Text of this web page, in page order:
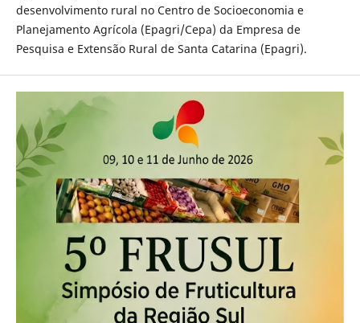
desenvolvimento rural no Centro de Socioeconomia e
Planejamento Agrícola (Epagri/Cepa) da Empresa de
Pesquisa e Extensão Rural de Santa Catarina (Epagri).